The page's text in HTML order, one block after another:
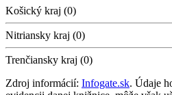
Košický kraj (0)
Nitriansky kraj (0)
Trenčiansky kraj (0)
Zdroj informácií: Infogate.sk. Údaje